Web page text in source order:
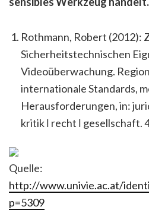
Rothmann, Robert (2012):
Sicherheitstechnischen
Videoüberwachung.
internationale Standards,
Herausforderungen, in:
kritik ǀ recht ǀ gesellschaft.
Quelle:
http://www.univie.ac.at/
p=5309